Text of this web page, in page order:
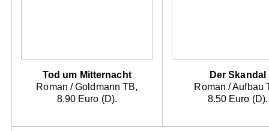
Tod um Mitternacht
Roman / Goldmann TB,
8.90 Euro (D).
Der Skandal
Roman / Aufbau
8.50 Euro (D).